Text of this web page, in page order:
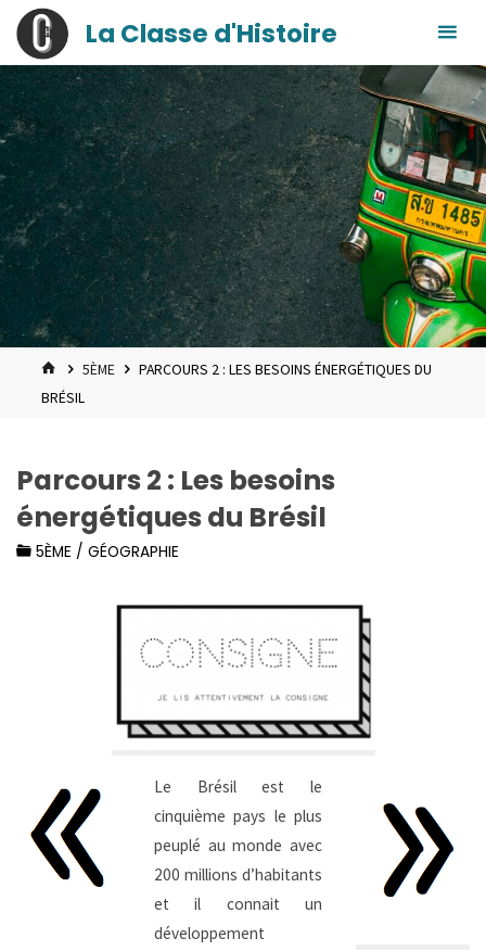
Skip
content
principal
La Classe d'Histoire
HOME5ÈME
PARCOURS 2 : LES BESOINS ÉNERGÉTIQUES DU
BRÉSIL
Parcours 2 : Les besoins
énergétiques du Brésil
5ÈME / GÉOGRAPHIE
Le Brésil est le
cinquième pays le plus
peuplé au monde avec
200 millions d’habitants
et il connait un
développement